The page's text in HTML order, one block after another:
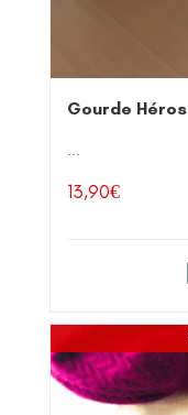
Gourde Héros
...
13,90€